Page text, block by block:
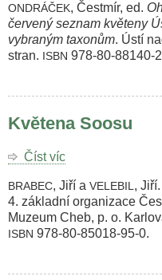
rostliny
Ústeckého
kraje
ONDRÁČEK, Čestmír, ed.
červený seznam květeny
vybraným taxonům. Ústí
stran. ISBN 978-80-88140-
Květena Soosu
Číst víc
Soosu
BRABEC, Jiří a VELEBIL, Jiří.
4. základní organizace
Muzeum Cheb, p. o.
ISBN 978-80-85018-95-0.